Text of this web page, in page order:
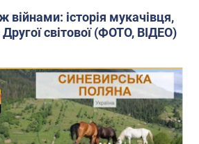
війнами: історія мукачівця,
Другої світової (ФОТО, ВІДЕО)